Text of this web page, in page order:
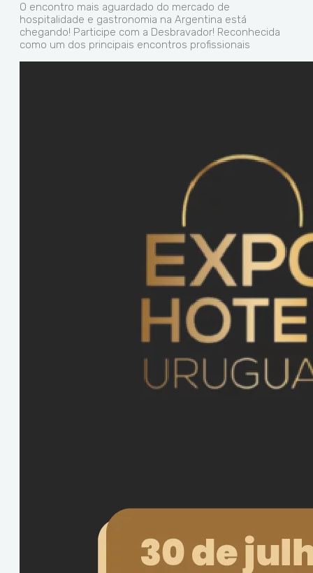
O encontro mais aguardado do mercado de
hospitalidade e gastronomia na Argentina está
chegando! Participe com a Desbravador! Reconhecida
como um dos principais encontros profissionais